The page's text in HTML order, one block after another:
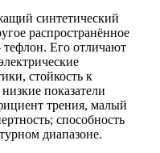
синтетический
распространённое
Его отличают
стойкость к
показатели
трения, малый
способность
диапазоне.